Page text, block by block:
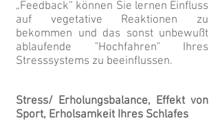
„Feedback“ können Sie lernen Einfluss
auf vegetative Reaktionen zu
bekommen und das sonst unbewußt
ablaufende "Hochfahren" Ihres
Stresssystems zu beeinflussen.
Stress/ Erholungsbalance, Effekt von
Sport, Erholsamkeit Ihres Schlafes